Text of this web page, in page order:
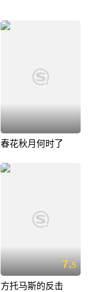
春花秋月何时了
7.5
方托马斯的反击